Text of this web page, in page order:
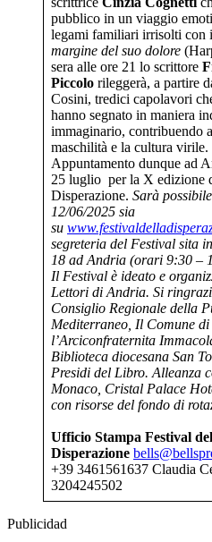
pubblico in un viaggio
legami familiari irrisolti con
margine del suo dolore
sera alle ore 21 lo scrittore
Piccolo rileggerà, a partire
Cosini, tredici capolavori
hanno segnato in maniera
immaginario, contribuendo
maschilità e la cultura virile.
Appuntamento dunque ad
25 luglio per la X edizione
Disperazione. Sarà
12/06/2025 sia
su
segreteria del Festival sita
18 ad Andria (orari 9:30 –
Il Festival è ideato e
Lettori di Andria. Si
Consiglio Regionale della
Mediterraneo, Il Comune di
l’Arciconfraternita
Biblioteca diocesana San
Presidi del Libro. Alleanza
Monaco, Cristal Palace
con risorse del fondo di
Ufficio Stampa Festival
Disperazione
+39 3461561637 Claudia
3204245502
Publicidad